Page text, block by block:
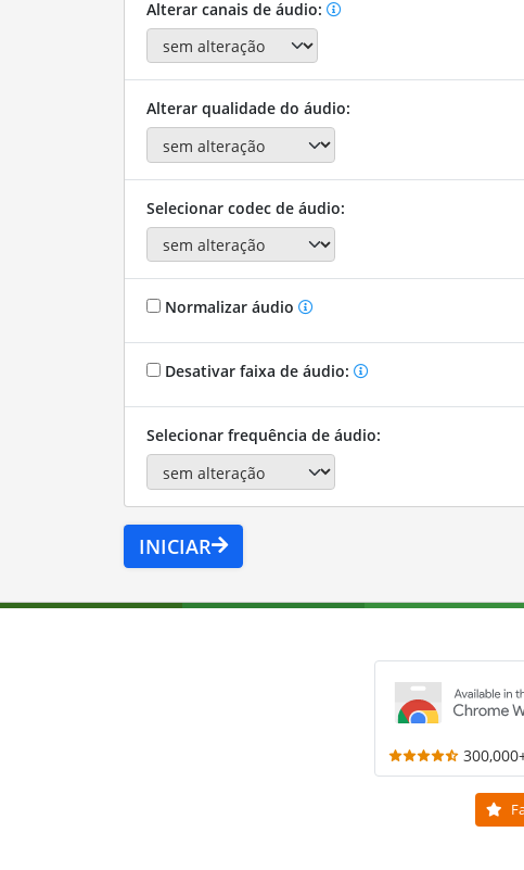
Alterar canais de áudio:
Alterar qualidade do áudio:
Selecionar codec de áudio:
Normalizar áudio
Desativar faixa de áudio:
Selecionar frequência de áudio:
INICIAR